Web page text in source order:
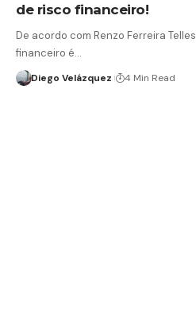
de risco financeiro!
De acordo com Renzo Ferreira
financeiro é…
Diego Velázquez 4 Min Read